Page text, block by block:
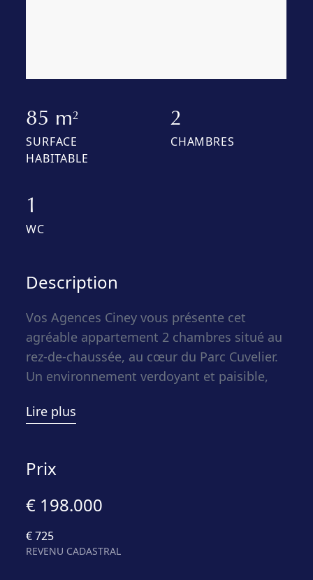
85 m2
SURFACE
HABITABLE
2
CHAMBRES
1
WC
Description
Vos Agences Ciney vous présente cet
agréable appartement 2 chambres situé au
rez-de-chaussée, au cœur du Parc Cuvelier.
Un environnement verdoyant et paisible,
centre-ville et de ses commodités. Une
euros) ou pour une occupation personnelle
Dès l’entrée, vous découvrez un
Lire plus
Prix
€ 198.000
€ 725
REVENU CADASTRAL